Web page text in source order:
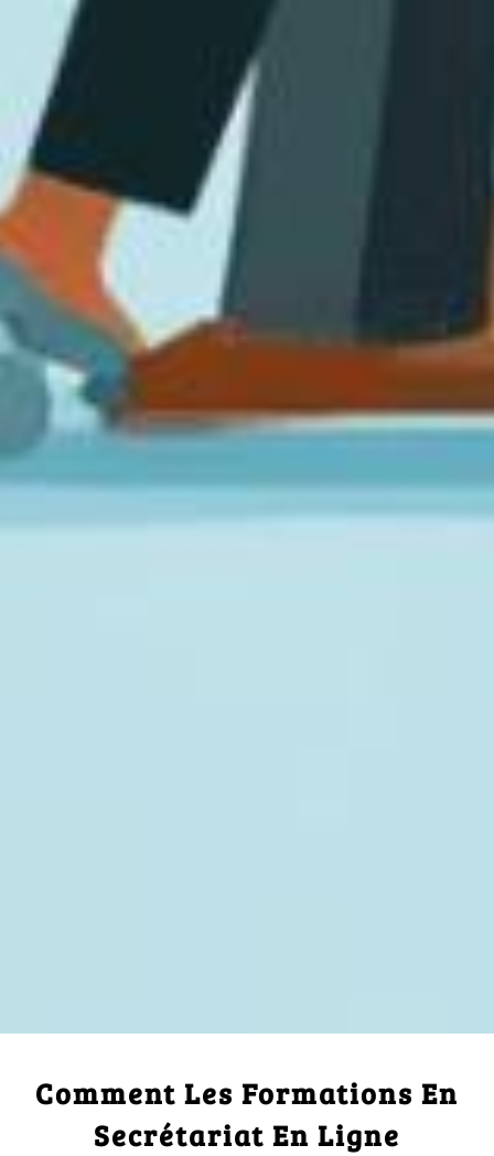
Comment Les Formations En
Secrétariat En Ligne